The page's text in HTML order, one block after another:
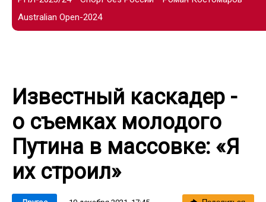
Australian Open-2024
Известный каскадер -
о съемках молодого
Путина в массовке: «Я
их строил»